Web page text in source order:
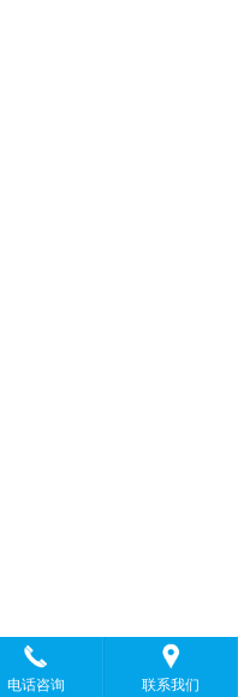
电话咨询 联系我们